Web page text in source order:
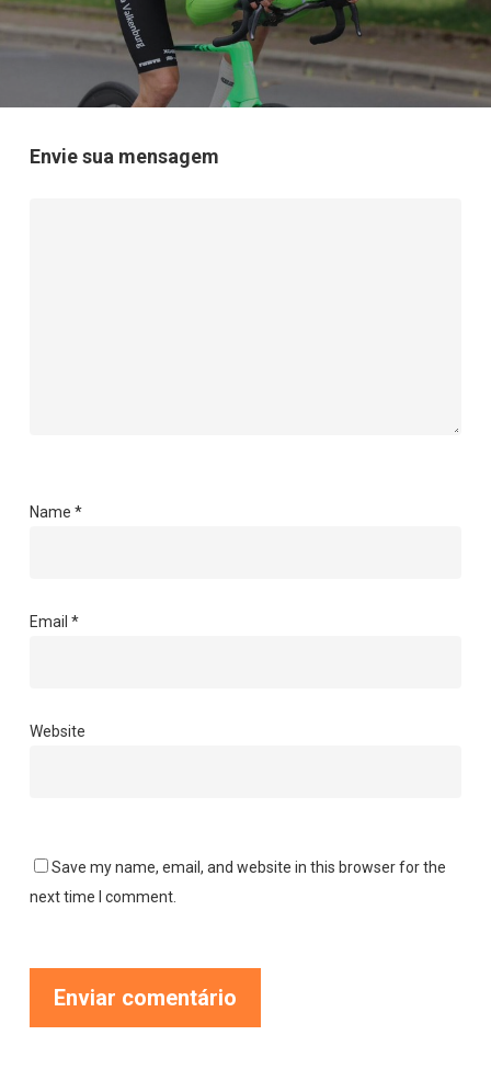
Envie sua mensagem
Name *
Email *
Website
Save my name, email, and website in this browser for the
next time I comment.